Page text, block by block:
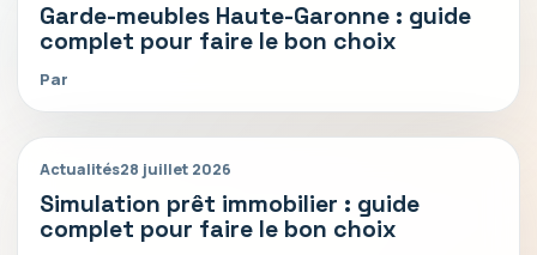
Garde-meubles Haute-Garonne : guide
complet pour faire le bon choix
Par
Actualités28 juillet 2026
Simulation prêt immobilier : guide
complet pour faire le bon choix